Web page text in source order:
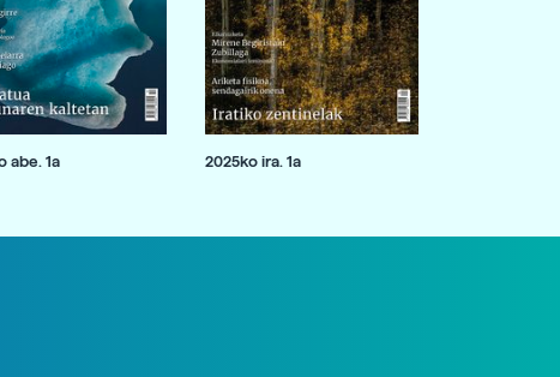
abe. 1a 2025ko ira. 1a